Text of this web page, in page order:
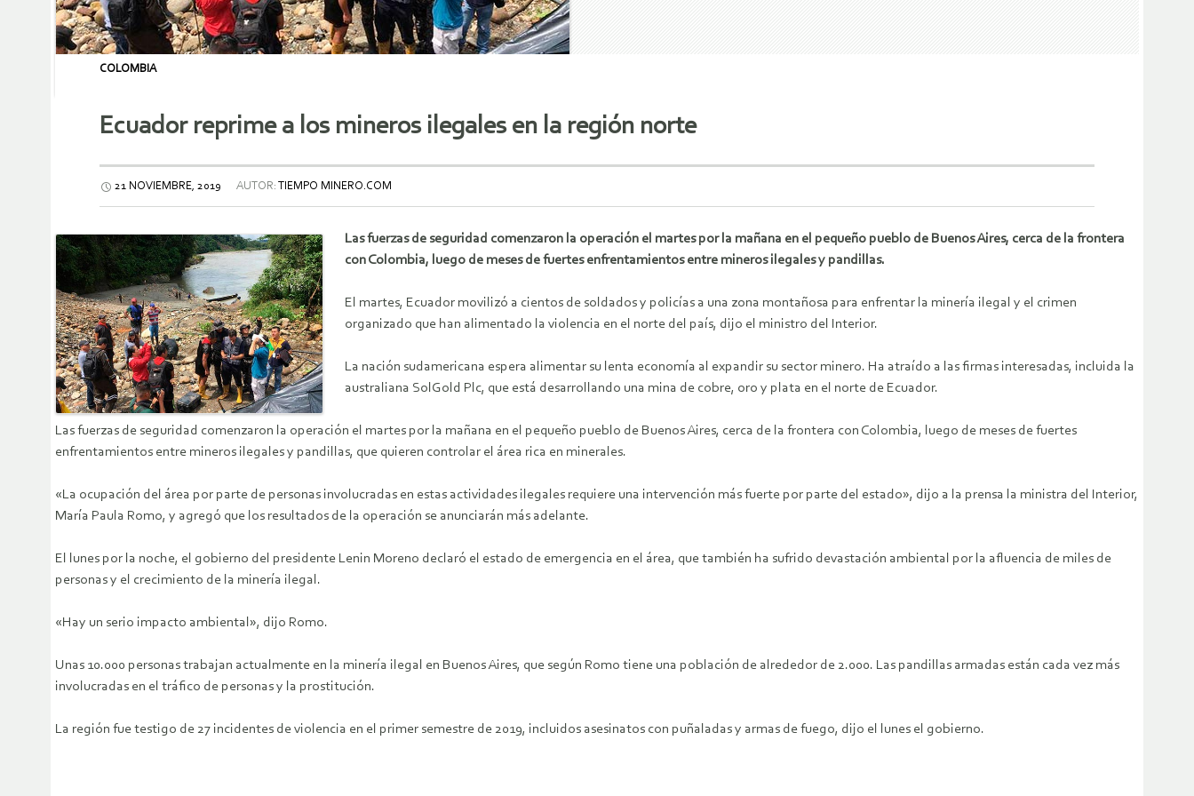
COLOMBIA
Ecuador reprime a los mineros ilegales en la región norte
21 NOVIEMBRE, 2019 AUTOR: TIEMPO MINERO.COM
Las fuerzas de seguridad comenzaron la operación el martes por la mañana en el pequeño pueblo de Buenos Aires, cerca de la frontera
con Colombia, luego de meses de fuertes enfrentamientos entre mineros ilegales y pandillas.
El martes, Ecuador movilizó a cientos de soldados y policías a una zona montañosa para enfrentar la minería ilegal y el crimen
organizado que han alimentado la violencia en el norte del país, dijo el ministro del Interior.
La nación sudamericana espera alimentar su lenta economía al expandir su sector minero. Ha atraído a las firmas interesadas, incluida la
australiana SolGold Plc, que está desarrollando una mina de cobre, oro y plata en el norte de Ecuador.
Las fuerzas de seguridad comenzaron la operación el martes por la mañana en el pequeño pueblo de Buenos Aires, cerca de la frontera con Colombia, luego de meses de fuertes
enfrentamientos entre mineros ilegales y pandillas, que quieren controlar el área rica en minerales.
«La ocupación del área por parte de personas involucradas en estas actividades ilegales requiere una intervención más fuerte por parte del estado», dijo a la prensa la ministra del Interior,
María Paula Romo, y agregó que los resultados de la operación se anunciarán más adelante.
El lunes por la noche, el gobierno del presidente Lenin Moreno declaró el estado de emergencia en el área, que también ha sufrido devastación ambiental por la afluencia de miles de
personas y el crecimiento de la minería ilegal.
«Hay un serio impacto ambiental», dijo Romo.
Unas 10.000 personas trabajan actualmente en la minería ilegal en Buenos Aires, que según Romo tiene una población de alrededor de 2.000. Las pandillas armadas están cada vez más
involucradas en el tráfico de personas y la prostitución.
La región fue testigo de 27 incidentes de violencia en el primer semestre de 2019, incluidos asesinatos con puñaladas y armas de fuego, dijo el lunes el gobierno.